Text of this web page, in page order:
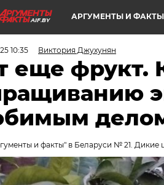
AIF.BY АРГУМЕНТЫ И
10:35 Виктория Джухунян
еще фрукт.
и факты" в Беларуси № 21. Дикие